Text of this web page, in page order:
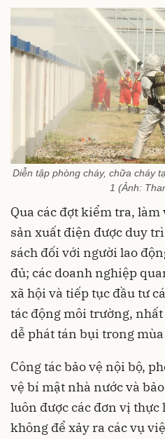
Diễn tập phòng cháy, chữa cháy
1 (Ảnh:
Qua các đợt kiểm tra,
sản xuất điện được duy
sách đối với người lao
đủ; các doanh nghiệp
xã hội và tiếp tục đầu tư
tác động môi trường,
dễ phát tán bụi trong
Công tác bảo vệ nội bộ,
vệ bí mật nhà nước và
luôn được các đơn vị
không để xảy ra các vụ